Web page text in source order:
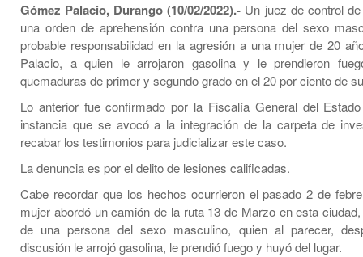
Gómez Palacio, Durango (10/02/2022).- Un juez de control
una orden de aprehensión contra una persona del sexo
probable responsabilidad en la agresión a una mujer de 20
Palacio, a quien le arrojaron gasolina y le prendieron
quemaduras de primer y segundo grado en el 20 por ciento de
Lo anterior fue confirmado por la Fiscalía General del
instancia que se avocó a la integración de la carpeta de
recabar los testimonios para judicializar este caso.
La denuncia es por el delito de lesiones calificadas.
Cabe recordar que los hechos ocurrieron el pasado 2 de
mujer abordó un camión de la ruta 13 de Marzo en esta
de una persona del sexo masculino, quien al parecer,
discusión le arrojó gasolina, le prendió fuego y huyó del lugar.